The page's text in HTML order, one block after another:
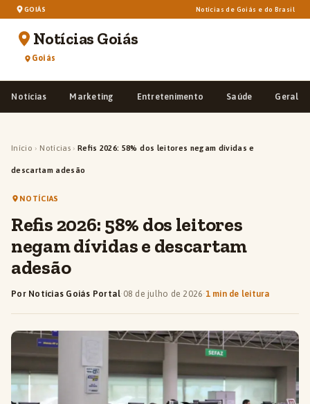
GOIÁS Notícias de Goiás e do Brasil
Notícias Goiás
Goiás
Notícias Marketing Entretenimento Saúde Geral
Início › Notícias › Refis 2026: 58% dos leitores negam dívidas e
descartam adesão
NOTÍCIAS
Refis 2026: 58% dos leitores
negam dívidas e descartam
adesão
Por Notícias Goiás Portal· 08 de julho de 2026·1 min de leitura